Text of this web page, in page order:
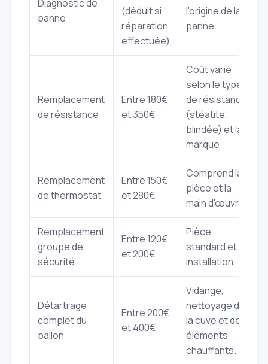
Diagnostic de
panne
(déduit si
réparation
effectuée)
l'origine de la
panne.
Remplacement
de résistance
Entre 180€
et 350€
Coût varie
selon le type
de résistance
(stéatite,
blindée) et la
marque.
Remplacement
de thermostat
Entre 150€
et 280€
Comprend la
pièce et la
main d'œuvre.
Remplacement
groupe de
sécurité
Entre 120€
et 200€
Pièce
standard et
installation.
Détartrage
complet du
ballon
Entre 200€
et 400€
Vidange,
nettoyage de
la cuve et des
éléments
chauffants.